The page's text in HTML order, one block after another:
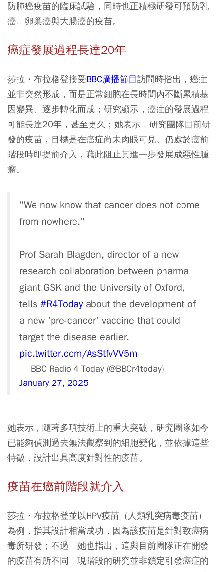
防肺癌疫苗的臨床試驗，同時也正積極研發可預防乳
癌、卵巢癌與大腸癌的疫苗。
癌症發展過程長達20年
莎拉・布拉格登接受BBC廣播節目訪問時指出，癌症
並非突然形成，而是正常細胞在長時間內不斷累積基
因變異、逐步轉化而成；研究顯示，癌症的發展過程
可能長達20年，甚至更久；她表示，研究團隊目前研
發的疫苗，目標是在癌症尚未肉眼可見、仍處於癌前
階段時即提前介入，藉此阻止其進一步發展成惡性腫
瘤。
"We now know that cancer does not come
from nowhere."
Prof Sarah Blagden, director of a new
research collaboration between pharma
giant GSK and the University of Oxford,
tells #R4Todayabout the development of
a new 'pre-cancer' vaccine that could
target the disease earlier.
pic.twitter.com/AsStfvVV5m
— BBC Radio 4 Today (@BBCr4today)
January 27, 2025
她表示，隨著多項技術上的重大突破，研究團隊如今
已能夠偵測過去無法觀察到的細胞變化，並依據這些
特徵，設計出具高度針對性的疫苗。
疫苗在癌前階段就介入
莎拉・布拉格登並以HPV疫苗（人類乳突病毒疫苗）
為例，指其設計相當成功，因為該疫苗是針對致癌病
毒所研發；不過，她也指出，這與目前團隊正在開發
的疫苗有所不同，現階段的研究並非鎖定引發癌症的